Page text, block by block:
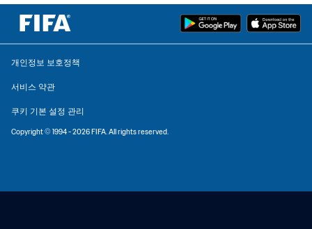
개인정보 보호정책
서비스 약관
쿠키 기본 설정 관리
Copyright © 1994 - 2026 FIFA. All rights reserved.